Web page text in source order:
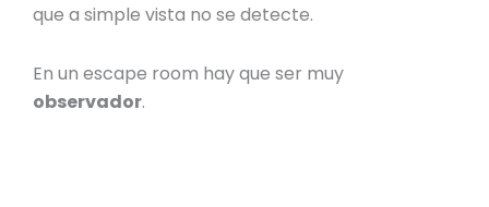
que a simple vista no se detecte.
En un escape room hay que ser muy
observador.